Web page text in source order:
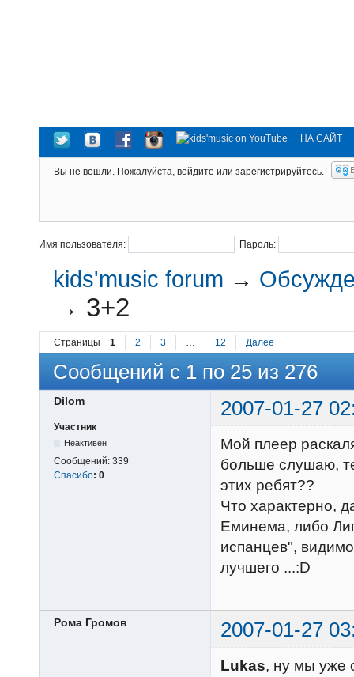
НА САЙТ
Вы не вошли. Пожалуйста, войдите или зарегистрируйтесь.
Имя пользователя: Пароль:
kids'music forum →
→ 3+2
Страницы 1 2 3 … 12 Далее
Сообщений с 1 по 25 из 276
Dilom 2007-01-27
Участник
Неактивен
Сообщений: 339
Спасибо: 0
Мой плеер
больше слушаю,
этих ребят??
Что характерно,
Еминема, либо
испанцев",
лучшего ...:D
Рома Громов 2007-01-27
Lukas, ну мы уже